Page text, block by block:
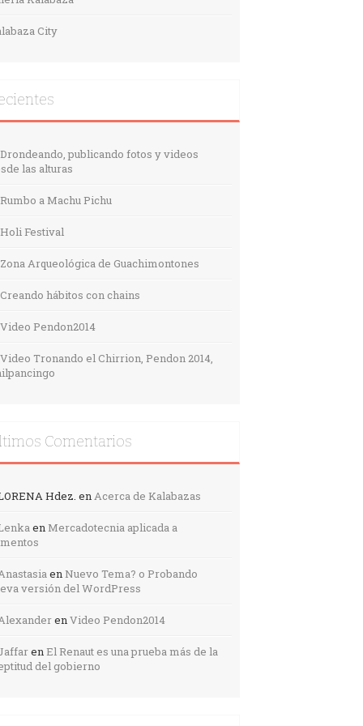
City
Drondeando, publicando fotos y videos
las alturas
Rumbo a Machu Pichu
Holi Festival
Zona Arqueológica de Guachimontones
Creando hábitos con chains
Video Pendon2014
Video Tronando el Chirrion, Pendon 2014,
Comentarios
Hdez. enAcerca de Kalabazas
en Mercadotecnia aplicada a
en Nuevo Tema? o Probando
versión del WordPress
enVideo Pendon2014
enEl Renaut es una prueba más de la
del gobierno